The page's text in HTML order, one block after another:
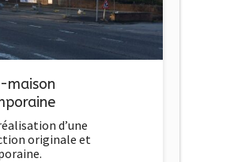
maison
d’une
originale et